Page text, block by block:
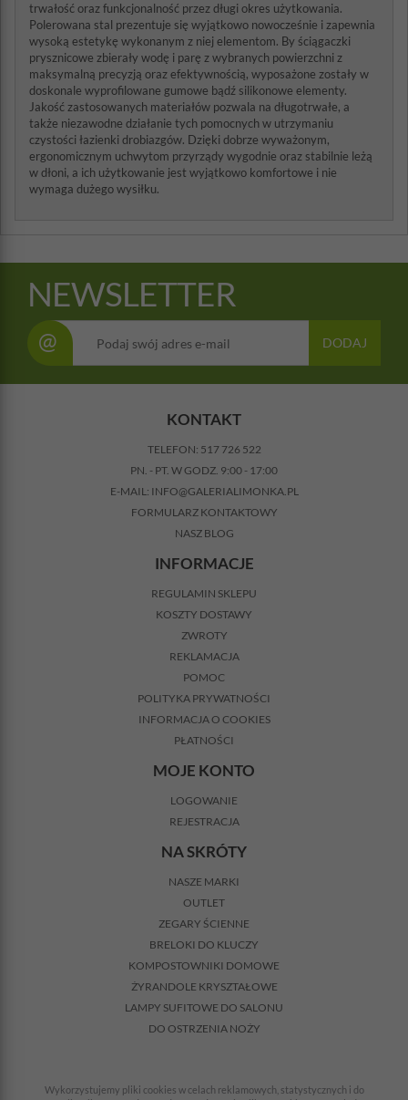
trwałość oraz funkcjonalność przez długi okres użytkowania.
Polerowana stal prezentuje się wyjątkowo nowocześnie i zapewnia
wysoką estetykę wykonanym z niej elementom. By ściągaczki
prysznicowe zbierały wodę i parę z wybranych powierzchni z
maksymalną precyzją oraz efektywnością, wyposażone zostały w
doskonale wyprofilowane gumowe bądź silikonowe elementy.
Jakość zastosowanych materiałów pozwala na długotrwałe, a
także niezawodne działanie tych pomocnych w utrzymaniu
czystości łazienki drobiazgów. Dzięki dobrze wyważonym,
ergonomicznym uchwytom przyrządy wygodnie oraz stabilnie leżą
w dłoni, a ich użytkowanie jest wyjątkowo komfortowe i nie
wymaga dużego wysiłku.
NEWSLETTER
@ DODAJ
KONTAKT
TELEFON: 517 726 522
PN. - PT. W GODZ. 9:00 - 17:00
E-MAIL: INFO@GALERIALIMONKA.PL
FORMULARZ KONTAKTOWY
NASZ BLOG
INFORMACJE
REGULAMIN SKLEPU
KOSZTY DOSTAWY
ZWROTY
REKLAMACJA
POMOC
POLITYKA PRYWATNOŚCI
INFORMACJA O COOKIES
PŁATNOŚCI
MOJE KONTO
LOGOWANIE
REJESTRACJA
NA SKRÓTY
NASZE MARKI
OUTLET
ZEGARY ŚCIENNE
BRELOKI DO KLUCZY
KOMPOSTOWNIKI DOMOWE
ŻYRANDOLE KRYSZTAŁOWE
LAMPY SUFITOWE DO SALONU
DO OSTRZENIA NOŻY
Wykorzystujemy pliki cookies w celach reklamowych, statystycznych i do